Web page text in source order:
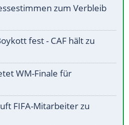
zum Verbleib
fest - CAF hält zu
WM-Finale für
FIFA-Mitarbeiter zu